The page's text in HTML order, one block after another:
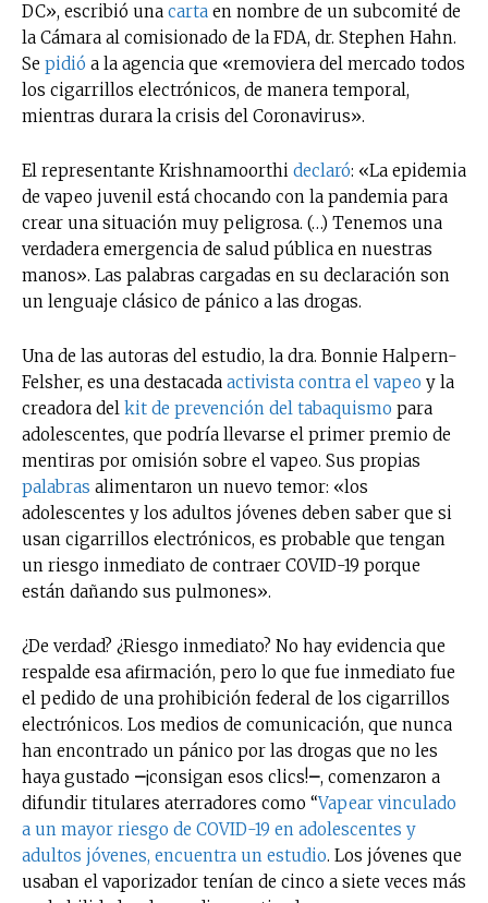
DC», escribió una carta en nombre de un subcomité de
la Cámara al comisionado de la FDA, dr. Stephen Hahn.
Se pidió a la agencia que «removiera del mercado todos
los cigarrillos electrónicos, de manera temporal,
mientras durara la crisis del Coronavirus».
El representante Krishnamoorthi declaró: «La epidemia
de vapeo juvenil está chocando con la pandemia para
crear una situación muy peligrosa. (…) Tenemos una
verdadera emergencia de salud pública en nuestras
manos». Las palabras cargadas en su declaración son
un lenguaje clásico de pánico a las drogas.
Una de las autoras del estudio, la dra. Bonnie Halpern-
Felsher, es una destacada activista contra el vapeo y la
creadora del kit de prevención del tabaquismo para
adolescentes, que podría llevarse el primer premio de
mentiras por omisión sobre el vapeo. Sus propias
palabras alimentaron un nuevo temor: «los
adolescentes y los adultos jóvenes deben saber que si
usan cigarrillos electrónicos, es probable que tengan
un riesgo inmediato de contraer COVID-19 porque
están dañando sus pulmones».
¿De verdad? ¿Riesgo inmediato? No hay evidencia que
respalde esa afirmación, pero lo que fue inmediato fue
el pedido de una prohibición federal de los cigarrillos
electrónicos. Los medios de comunicación, que nunca
han encontrado un pánico por las drogas que no les
haya gustado –¡consigan esos clics!–, comenzaron a
difundir titulares aterradores como “Vapear vinculado
a un mayor riesgo de COVID-19 en adolescentes y
adultos jóvenes, encuentra un estudio. Los jóvenes que
usaban el vaporizador tenían de cinco a siete veces más